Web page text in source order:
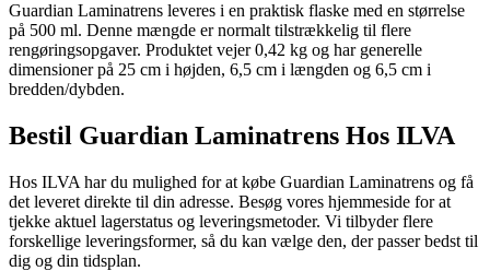
Guardian Laminatrens leveres i en praktisk flaske med en størrelse
på 500 ml. Denne mængde er normalt tilstrækkelig til flere
rengøringsopgaver. Produktet vejer 0,42 kg og har generelle
dimensioner på 25 cm i højden, 6,5 cm i længden og 6,5 cm i
bredden/dybden.
Bestil Guardian Laminatrens Hos ILVA
Hos ILVA har du mulighed for at købe Guardian Laminatrens og få
det leveret direkte til din adresse. Besøg vores hjemmeside for at
tjekke aktuel lagerstatus og leveringsmetoder. Vi tilbyder flere
forskellige leveringsformer, så du kan vælge den, der passer bedst til
dig og din tidsplan.